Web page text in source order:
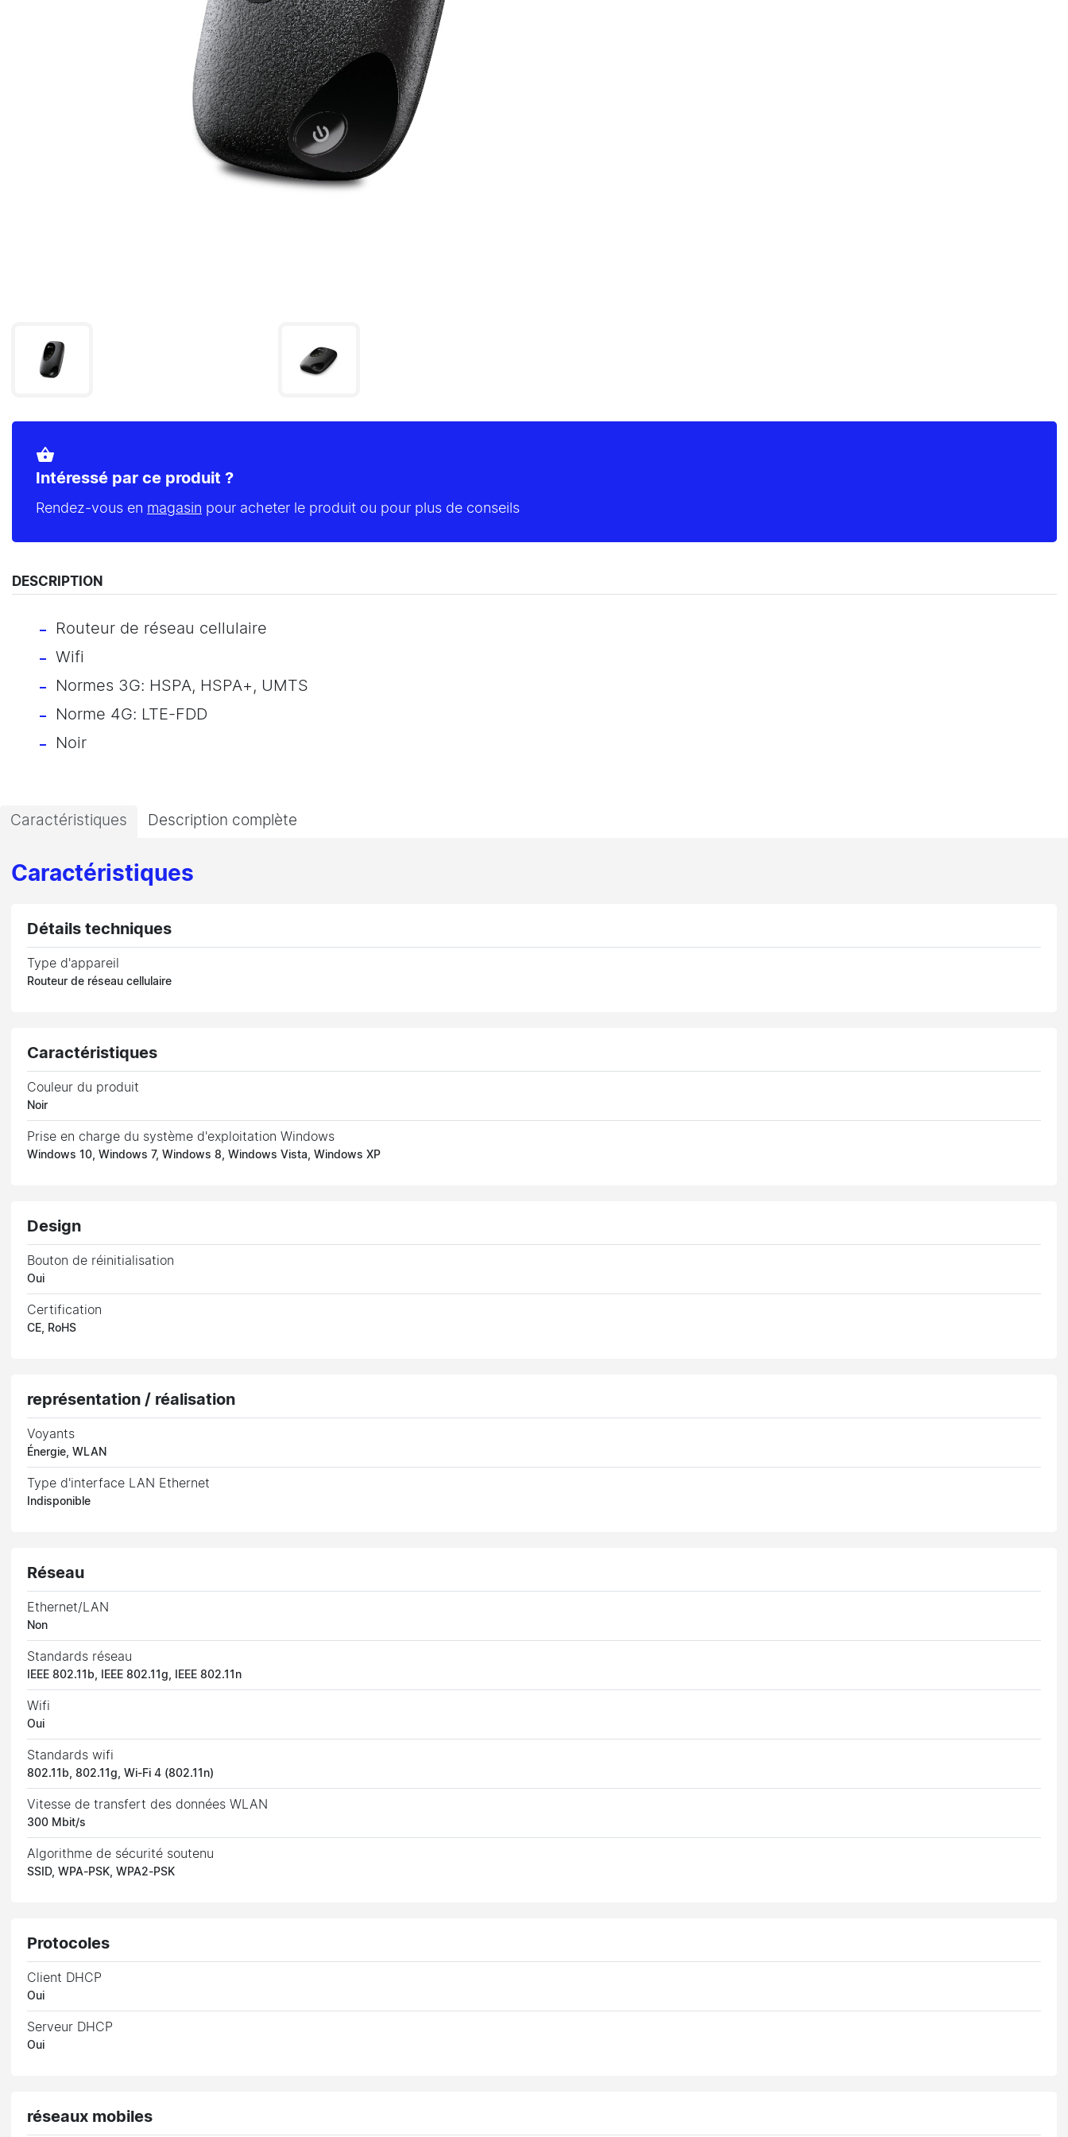
shopping_basket
Intéressé par ce produit ?
Rendez-vous en magasin pour acheter le produit ou pour plus de conseils
DESCRIPTION
Routeur de réseau cellulaire
Wifi
Normes 3G: HSPA, HSPA+, UMTS
Norme 4G: LTE-FDD
Noir
Caractéristiques Description complète
Caractéristiques
Détails techniques
Type d'appareil
Routeur de réseau cellulaire
Caractéristiques
Couleur du produit
Noir
Prise en charge du système d'exploitation Windows
Windows 10, Windows 7, Windows 8, Windows Vista, Windows XP
Design
Bouton de réinitialisation
Oui
Certification
CE, RoHS
représentation / réalisation
Voyants
Énergie, WLAN
Type d'interface LAN Ethernet
Indisponible
Réseau
Ethernet/LAN
Non
Standards réseau
IEEE 802.11b, IEEE 802.11g, IEEE 802.11n
Wifi
Oui
Standards wifi
802.11b, 802.11g, Wi-Fi 4 (802.11n)
Vitesse de transfert des données WLAN
300 Mbit/s
Algorithme de sécurité soutenu
SSID, WPA-PSK, WPA2-PSK
Protocoles
Client DHCP
Oui
Serveur DHCP
Oui
réseaux mobiles